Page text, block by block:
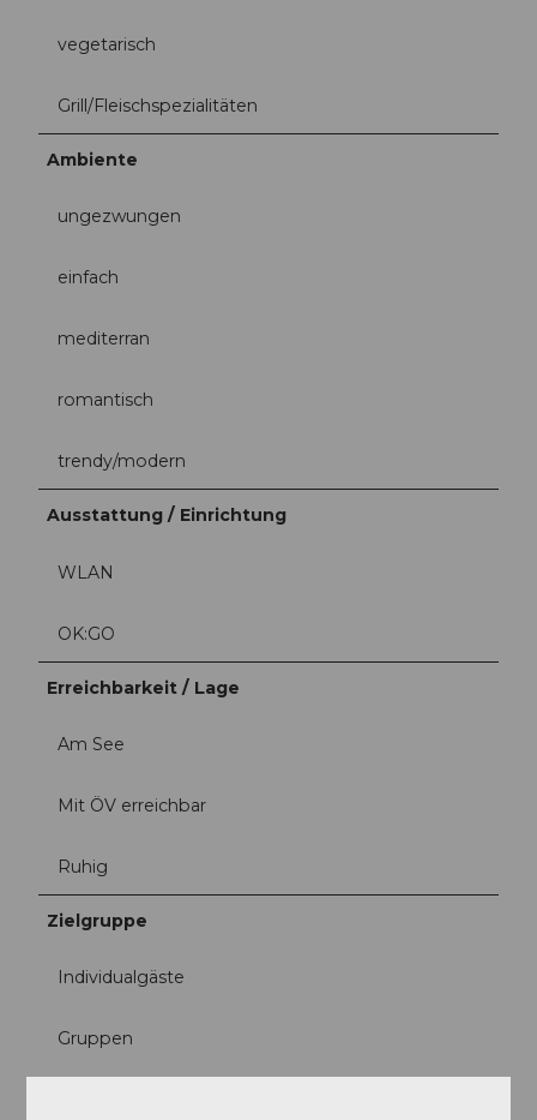
vegetarisch
Grill/Fleischspezialitäten
Ambiente
ungezwungen
einfach
mediterran
romantisch
trendy/modern
Ausstattung / Einrichtung
WLAN
OK:GO
Erreichbarkeit / Lage
Am See
Mit ÖV erreichbar
Ruhig
Zielgruppe
Individualgäste
Gruppen